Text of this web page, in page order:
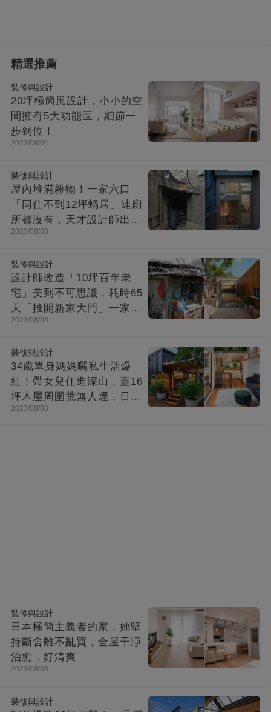
精選推薦
裝修與設計
20坪極簡風設計，小小的空
間擁有5大功能區，細節一
步到位！
2023/08/04
裝修與設計
屋內堆滿雜物！一家六口
「同住不到12坪蝸居」連廁
所都沒有，天才設計師出馬
「打造功能齊全迷你房」成
2023/08/03
裝修與設計
設計師改造「10坪百年老
宅」美到不可思議，耗時65
天「推開新家大門」一家8
口哭了
2023/08/03
裝修與設計
34歲單身媽媽曬私生活爆
紅！帶女兒住進深山，蓋16
坪木屋周圍荒無人煙，日子
快活似神仙
2023/08/03
裝修與設計
日本極簡主義者的家，她堅
持斷舍離不亂買，全屋干凈
治愈，好清爽
2023/08/03
裝修與設計